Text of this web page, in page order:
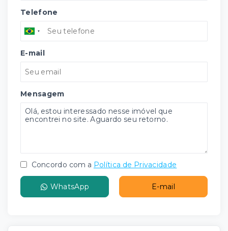
Telefone
E-mail
Mensagem
Concordo com a Política de Privacidade
WhatsApp E-mail